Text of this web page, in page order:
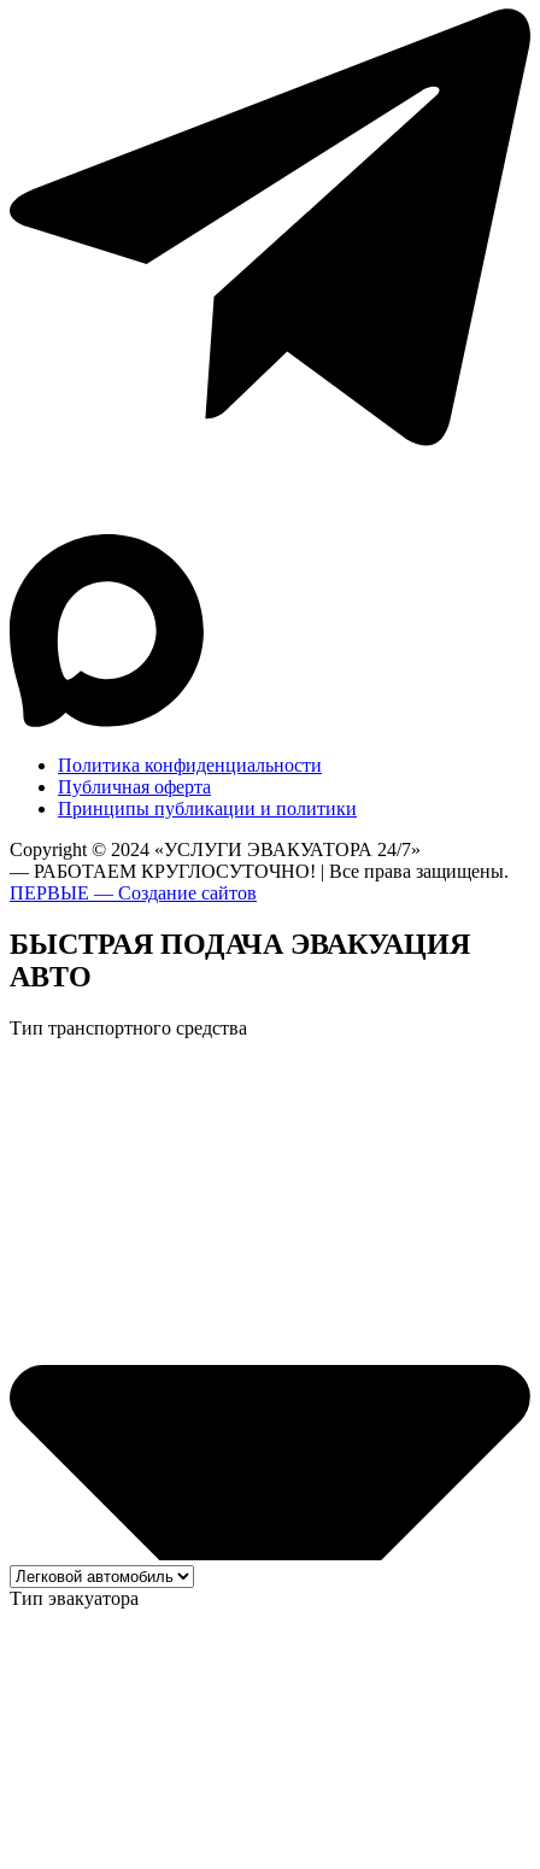
Политика конфиденциальности
Публичная оферта
Принципы публикации и политики
Copyright © 2024 «УСЛУГИ ЭВАКУАТОРА 24/7»
— РАБОТАЕМ КРУГЛОСУТОЧНО! | Все права защищены.
ПЕРВЫЕ — Создание сайтов
БЫСТРАЯ ПОДАЧА ЭВАКУАЦИЯ
АВТО
Тип транспортного средства
Тип эвакуатора